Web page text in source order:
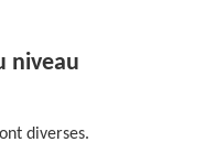
niveau
diverses.